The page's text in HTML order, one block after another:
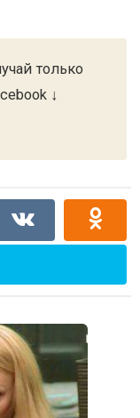
только
↓